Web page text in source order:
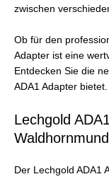
zwischen
Ob für den
Adapter ist eine
Entdecken Sie die
ADA1 Adapter bietet.
Lechgold
Der Lechgold ADA1